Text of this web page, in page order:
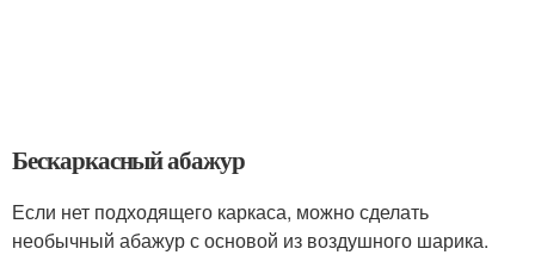
Бескаркасный абажур
Если нет подходящего каркаса, можно сделать
необычный абажур с основой из воздушного шарика.